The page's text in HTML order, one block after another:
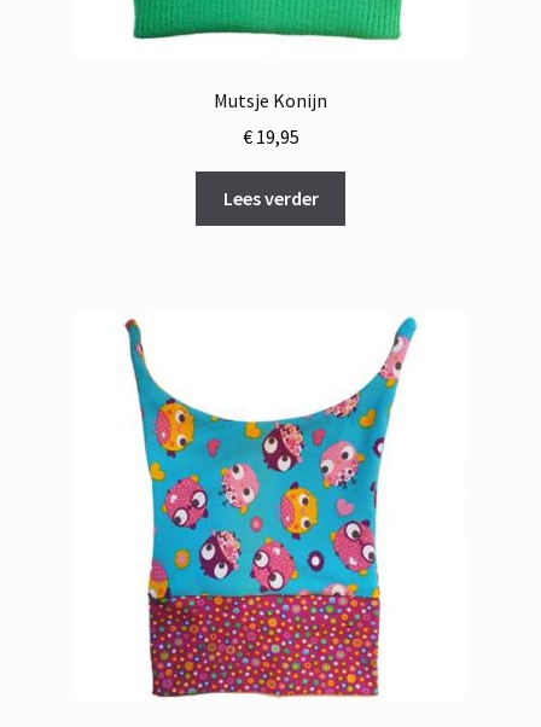
Mutsje Konijn
€19,95
Lees verder